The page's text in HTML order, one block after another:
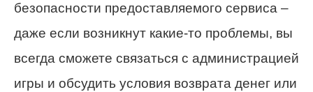
безопасности предоставляемого сервиса –
даже если возникнут какие-то проблемы, вы
всегда сможете связаться с администрацией
игры и обсудить условия возврата денег или